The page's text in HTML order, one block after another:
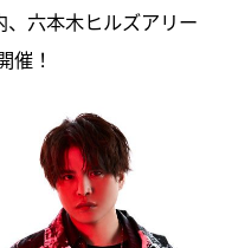
、六本木ヒルズアリー
催！